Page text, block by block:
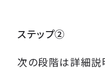
ステップ②
次の段階は詳細説